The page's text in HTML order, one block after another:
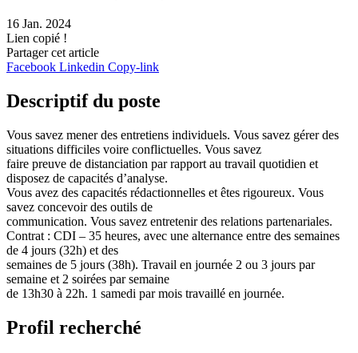
16 Jan. 2024
Lien copié !
Partager cet article
Facebook Linkedin Copy-link
Descriptif du poste
Vous savez mener des entretiens individuels. Vous savez gérer des
situations difficiles voire conflictuelles. Vous savez
faire preuve de distanciation par rapport au travail quotidien et
disposez de capacités d’analyse.
Vous avez des capacités rédactionnelles et êtes rigoureux. Vous
savez concevoir des outils de
communication. Vous savez entretenir des relations partenariales.
Contrat : CDI – 35 heures, avec une alternance entre des semaines
de 4 jours (32h) et des
semaines de 5 jours (38h). Travail en journée 2 ou 3 jours par
semaine et 2 soirées par semaine
de 13h30 à 22h. 1 samedi par mois travaillé en journée.
Profil recherché